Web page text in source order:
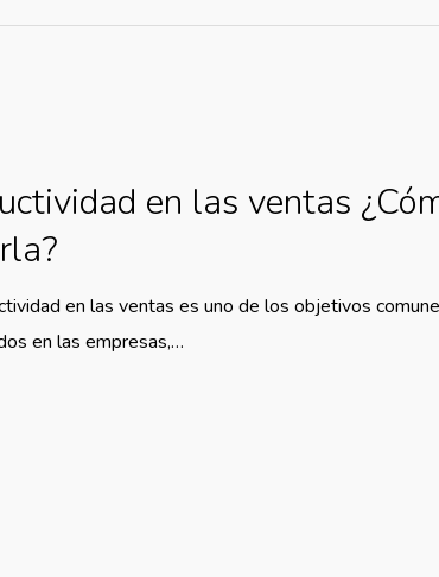
en las ventas
en las ventas es uno de los objetivos
en las empresas,…